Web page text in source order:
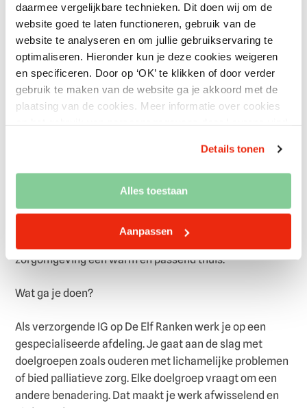
daarmee vergelijkbare technieken. Dit doen wij om de
website goed te laten functioneren, gebruik van de
website te analyseren en om jullie gebruikservaring te
optimaliseren. Hieronder kun je deze cookies weigeren
en specificeren. Door op ‘OK’ te klikken of door verder
gebruik te maken van de website ga je akkoord met de
plaatsing van de cookies. Meer informatie over cookies
Details tonen
Alles toestaan
Aanpassen
24 – 32 uur Barendrecht
€ 2.643,39 – € 3.471,46
Als verzorgende IG bij Laurens werk je op een plek waar
je bewoners écht leert kennen. Op locatie De Elf Ranken
ben jij een vertrouwd gezicht. Iemand die ziet hoe het
gaat, die aanvoelt wat nodig is en die zorgt voor rust en
zorgomgeving een warm en passend thuis.
Wat ga je doen?
Als verzorgende IG op De Elf Ranken werk je op een
gespecialiseerde afdeling. Je gaat aan de slag met
doelgroepen zoals ouderen met lichamelijke problemen
of bied palliatieve zorg. Elke doelgroep vraagt om een
andere benadering. Dat maakt je werk afwisselend en